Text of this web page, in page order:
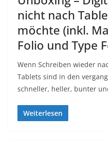
nicht nach
möchte (inkl.
Folio und Type
Wenn Schreiben wieder
Tablets sind in den
schneller, heller, bunter
Weiterlesen